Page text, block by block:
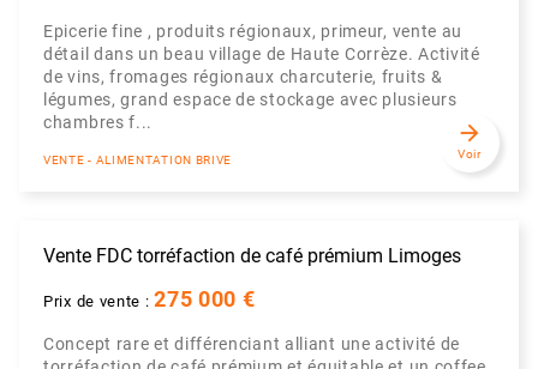
Epicerie fine , produits régionaux, primeur, vente au
détail dans un beau village de Haute Corrèze. Activité
de vins, fromages régionaux charcuterie, fruits &
légumes, grand espace de stockage avec plusieurs
chambres f...
VENTE - ALIMENTATION BRIVE
arrow_forward
Voir
Vente FDC torréfaction de café prémium Limoges
Prix de vente :275 000 €
Concept rare et différenciant alliant une activité de